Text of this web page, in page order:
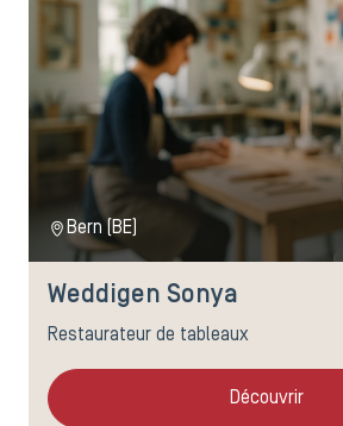
Bern (BE)
Weddigen Sonya
Restaurateur de tableaux
Découvrir